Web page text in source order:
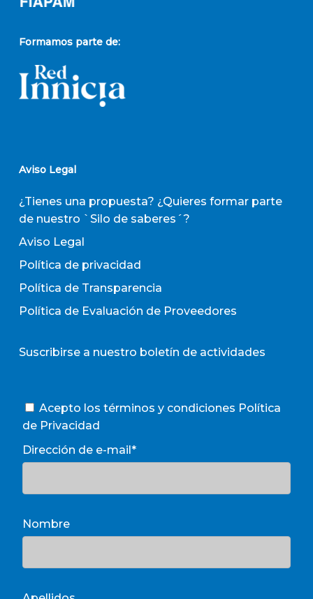
Formamos parte de:
Aviso Legal
¿Tienes una propuesta? ¿Quieres formar parte
de nuestro `Silo de saberes´?
Aviso Legal
Política de privacidad
Política de Transparencia
Política de Evaluación de Proveedores
Suscribirse a nuestro boletín de actividades
Acepto los términos y condiciones Política
de Privacidad
Dirección de e-mail*
Nombre